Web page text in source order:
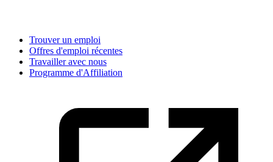
Trouver un emploi
Offres d'emploi récentes
Travailler avec nous
Programme d'Affiliation